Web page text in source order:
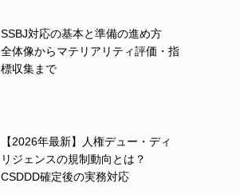
SSBJ対応の基本と準備の進め方
全体像からマテリアリティ評価・指
標収集まで
【2026年最新】人権デュー・ディ
リジェンスの規制動向とは？
CSDDD確定後の実務対応